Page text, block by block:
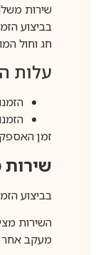
שירות
חג וחול
עלות
הזמנות עד 399
הזמנות
זמן האספקה
בביצוע הזמנה עד השעה 10:00 בימים
השירות
מעקב אחר